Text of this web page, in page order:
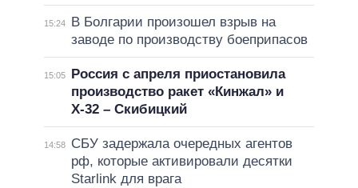
15:24
В Болгарии произошел взрыв на
заводе по производству боеприпасов
15:05
Россия с апреля приостановила
производство ракет «Кинжал» и
Х-32 – Скибицкий
14:58
СБУ задержала очередных агентов
рф, которые активировали десятки
Starlink для врага